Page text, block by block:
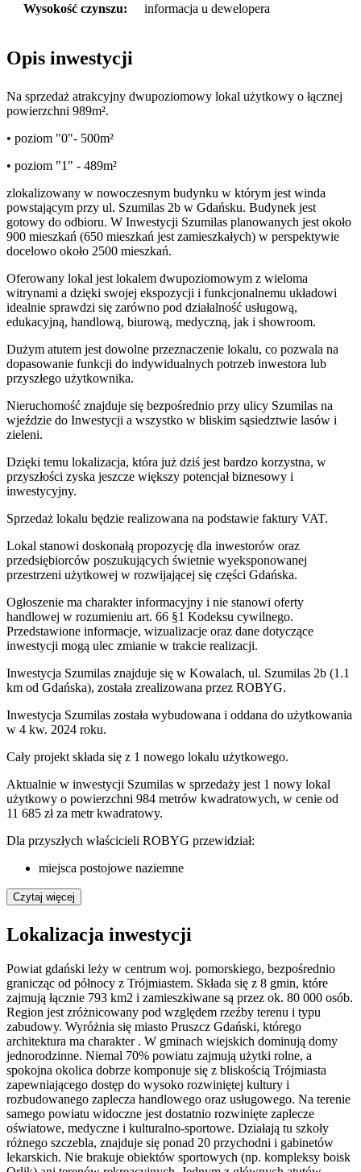
Wysokość czynszu: informacja u dewelopera
Opis inwestycji
Na sprzedaż atrakcyjny dwupoziomowy lokal użytkowy o łącznej
powierzchni 989m².
• poziom "0"- 500m²
• poziom "1" - 489m²
zlokalizowany w nowoczesnym budynku w którym jest winda
powstającym przy ul. Szumilas 2b w Gdańsku. Budynek jest
gotowy do odbioru. W Inwestycji Szumilas planowanych jest około
900 mieszkań (650 mieszkań jest zamieszkałych) w perspektywie
docelowo około 2500 mieszkań.
Oferowany lokal jest lokalem dwupoziomowym z wieloma
witrynami a dzięki swojej ekspozycji i funkcjonalnemu układowi
idealnie sprawdzi się zarówno pod działalność usługową,
edukacyjną, handlową, biurową, medyczną, jak i showroom.
Dużym atutem jest dowolne przeznaczenie lokalu, co pozwala na
dopasowanie funkcji do indywidualnych potrzeb inwestora lub
przyszłego użytkownika.
Nieruchomość znajduje się bezpośrednio przy ulicy Szumilas na
wjeździe do Inwestycji a wszystko w bliskim sąsiedztwie lasów i
zieleni.
Dzięki temu lokalizacja, która już dziś jest bardzo korzystna, w
przyszłości zyska jeszcze większy potencjał biznesowy i
inwestycyjny.
Sprzedaż lokalu będzie realizowana na podstawie faktury VAT.
Lokal stanowi doskonałą propozycję dla inwestorów oraz
przedsiębiorców poszukujących świetnie wyeksponowanej
przestrzeni użytkowej w rozwijającej się części Gdańska.
Ogłoszenie ma charakter informacyjny i nie stanowi oferty
handlowej w rozumieniu art. 66 §1 Kodeksu cywilnego.
Przedstawione informacje, wizualizacje oraz dane dotyczące
inwestycji mogą ulec zmianie w trakcie realizacji.
Inwestycja Szumilas znajduje się w Kowalach, ul. Szumilas 2b (1.1
km od Gdańska), została zrealizowana przez ROBYG.
Inwestycja Szumilas została wybudowana i oddana do użytkowania
w 4 kw. 2024 roku.
Cały projekt składa się z 1 nowego lokalu użytkowego.
Aktualnie w inwestycji Szumilas w sprzedaży jest 1 nowy lokal
użytkowy o powierzchni 984 metrów kwadratowych, w cenie od
11 685 zł za metr kwadratowy.
Dla przyszłych właścicieli ROBYG przewidział:
miejsca postojowe naziemne
Czytaj więcej
Lokalizacja inwestycji
Powiat gdański leży w centrum woj. pomorskiego, bezpośrednio
granicząc od północy z Trójmiastem. Składa się z 8 gmin, które
zajmują łącznie 793 km2 i zamieszkiwane są przez ok. 80 000 osób.
Region jest zróżnicowany pod względem rzeźby terenu i typu
zabudowy. Wyróżnia się miasto Pruszcz Gdański, którego
architektura ma charakter . W gminach wiejskich dominują domy
jednorodzinne. Niemal 70% powiatu zajmują użytki rolne, a
spokojna okolica dobrze komponuje się z bliskością Trójmiasta
zapewniającego dostęp do wysoko rozwiniętej kultury i
rozbudowanego zaplecza handlowego oraz usługowego. Na terenie
samego powiatu widoczne jest dostatnio rozwinięte zaplecze
oświatowe, medyczne i kulturalno-sportowe. Działają tu szkoły
różnego szczebla, znajduje się ponad 20 przychodni i gabinetów
lekarskich. Nie brakuje obiektów sportowych (np. kompleksy boisk